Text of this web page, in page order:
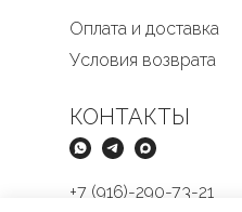
Оплата и доставка
Условия возврата
КОНТАКТЫ
+7 (916)-290-73-21